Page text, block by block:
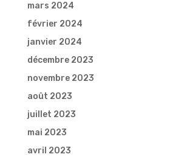
mars 2024
février 2024
janvier 2024
décembre 2023
novembre 2023
août 2023
juillet 2023
mai 2023
avril 2023